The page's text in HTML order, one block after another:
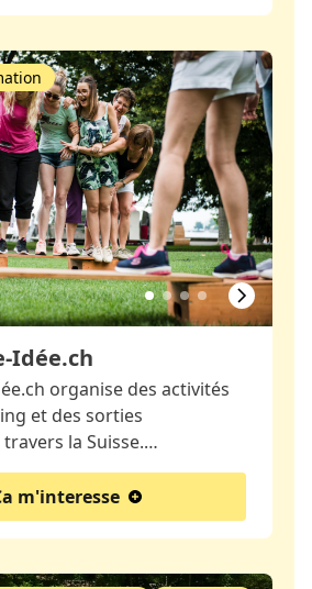
Idée.ch
organise des activités
et des sorties
travers la Suisse.…
m'interesse